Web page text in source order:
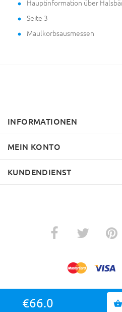
€66.0
Hauptinformation über
Seite 3
Maulkorbsausmessen
INFORMATIONEN
MEIN KONTO
KUNDENDIENST
ZURÜCK ZUM